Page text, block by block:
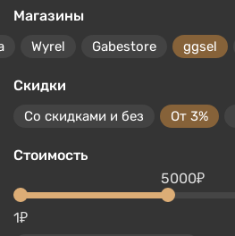
Магазины
Wyrel Gabestore ggsel
Скидки
Со скидками и без От 3%
Стоимость
1₽
5000₽